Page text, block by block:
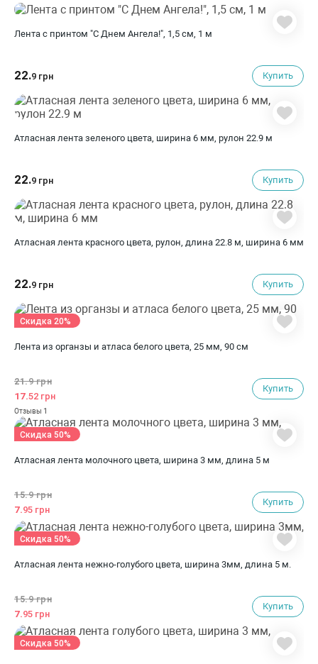
Лента с принтом "С Днем Ангела!", 1,5 см, 1 м
22.9 грн Купить
Атласная лента зеленого цвета, ширина 6 мм, рулон 22.9 м
22.9 грн Купить
Атласная лента красного цвета, рулон, длина 22.8 м, ширина 6 мм
22.9 грн Купить
Лента из органзы и атласа белого цвета, 25 мм, 90 см
21.9 грн
17.52 грн
Купить
Отзывы 1
Скидка 20%
Атласная лента молочного цвета, ширина 3 мм, длина 5 м
15.9 грн
7.95 грн
Купить
Скидка 50%
Атласная лента нежно-голубого цвета, ширина 3мм, длина 5 м.
15.9 грн
7.95 грн
Купить
Скидка 50%
Скидка 50%